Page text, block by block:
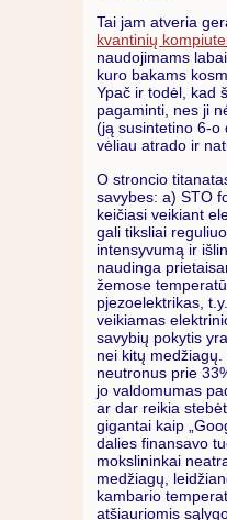
Tai jam atveria
kvantinių
naudojimams
kuro bakams
Ypač ir todėl, kad
pagaminti, nes ji
(ją susintetino 6-o
vėliau atrado ir
O stroncio
savybes: a) STO
keičiasi veikiant
gali tiksliai
intensyvumą ir
naudinga
žemose
pjezoelektrikas,
veikiamas
savybių pokytis
nei kitų
neutronus prie
jo valdomumas
ar dar reikia
gigantai kaip
dalies finansavo
mokslininkai
medžiagų,
kambario
atšiauriomis